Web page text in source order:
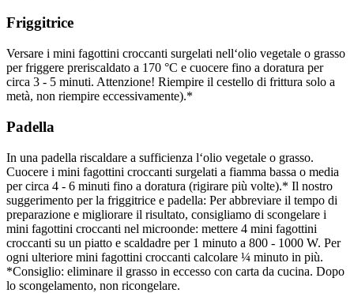
Friggitrice
Versare i mini fagottini croccanti surgelati nell‘olio vegetale o grasso
per friggere preriscaldato a 170 °C e cuocere fino a doratura per
circa 3 - 5 minuti. Attenzione! Riempire il cestello di frittura solo a
metà, non riempire eccessivamente).*
Padella
In una padella riscaldare a sufficienza l‘olio vegetale o grasso.
Cuocere i mini fagottini croccanti surgelati a fiamma bassa o media
per circa 4 - 6 minuti fino a doratura (rigirare più volte).* Il nostro
suggerimento per la friggitrice e padella: Per abbreviare il tempo di
preparazione e migliorare il risultato, consigliamo di scongelare i
mini fagottini croccanti nel microonde: mettere 4 mini fagottini
croccanti su un piatto e scaldadre per 1 minuto a 800 - 1000 W. Per
ogni ulteriore mini fagottini croccanti calcolare ¼ minuto in più.
*Consiglio: eliminare il grasso in eccesso con carta da cucina. Dopo
lo scongelamento, non ricongelare.